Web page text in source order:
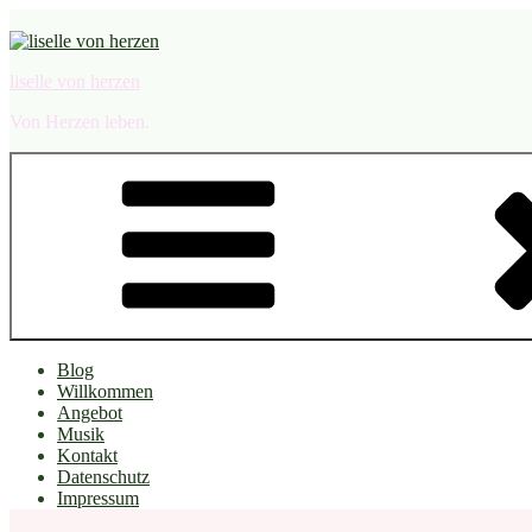
Inhalt
liselle von herzen
Von Herzen leben.
Blog
Willkommen
Angebot
Musik
Kontakt
Datenschutz
Impressum